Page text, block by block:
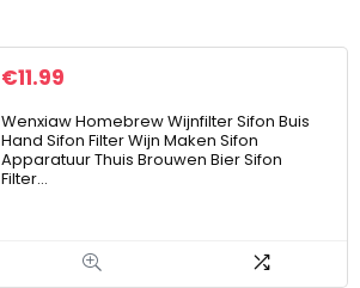
€11.99
Wenxiaw Homebrew Wijnfilter Sifon Buis
Hand Sifon Filter Wijn Maken Sifon
Apparatuur Thuis Brouwen Bier Sifon
Filter…